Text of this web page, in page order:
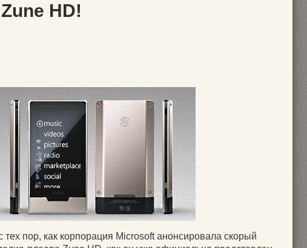
HD!
пор, как корпорация Microsoft анонсировала скорый